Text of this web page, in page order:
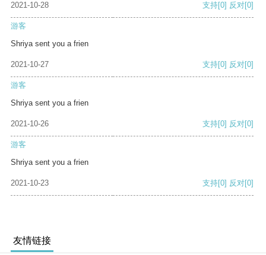
2021-10-28 支持[0] 反对[0]
游客
Shriya sent you a frien
2021-10-27 支持[0] 反对[0]
游客
Shriya sent you a frien
2021-10-26 支持[0] 反对[0]
游客
Shriya sent you a frien
2021-10-23 支持[0] 反对[0]
友情链接